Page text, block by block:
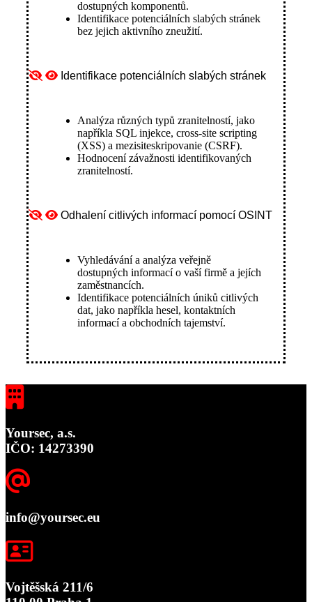
dostupných komponentů.
Identifikace potenciálních slabých stránek
bez jejich aktivního zneužití.
Identifikace potenciálních slabých stránek
Analýza různých typů zranitelností, jako
napříkla SQL injekce, cross-site scripting
(XSS) a mezisiteskripovanie (CSRF).
Hodnocení závažnosti identifikovaných
zranitelností.
Odhalení citlivých informací pomocí OSINT
Vyhledávání a analýza veřejně
dostupných informací o vaší firmě a jejích
zaměstnancích.
Identifikace potenciálních úniků citlivých
dat, jako napříkla hesel, kontaktních
informací a obchodních tajemství.
Yoursec, a.s.
IČO: 14273390
info@yoursec.eu
Vojtěšská 211/6